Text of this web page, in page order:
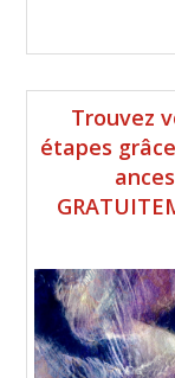
Barre
latérale
Trouvez
étapes